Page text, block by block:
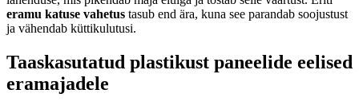
eramu katuse vahetus tasub end ära, kuna see parandab soojustust
ja vähendab küttikulutusi.
Taaskasutatud plastikust paneelide eelised
eramajadele